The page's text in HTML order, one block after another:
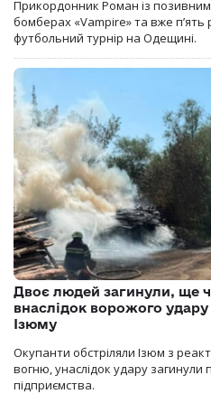
Прикордонник Роман із
бомберах «Vampire» та вже п’ять
футбольний турнір на Одещині.
Двоє людей загинули, ще
внаслідок ворожого
Ізюму
Окупанти обстріляли Ізюм з
вогню, унаслідок удару загинули
підприємства.